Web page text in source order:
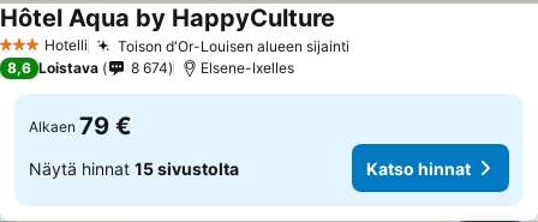
3 Tähtiluokitus
Hotelli Toison d'Or-Louisen alueen sijainti
Hôtel Aqua by HappyCulture
8,6 Loistava 8 674 Elsene-Ixelles
Alkaen 79 €
Näytä hinnat 15 sivustolta Katso hinnat